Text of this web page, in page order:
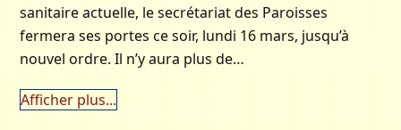
sanitaire actuelle, le secrétariat des Paroisses
fermera ses portes ce soir, lundi 16 mars, jusqu’à
nouvel ordre. Il n’y aura plus de…
Afficher plus...